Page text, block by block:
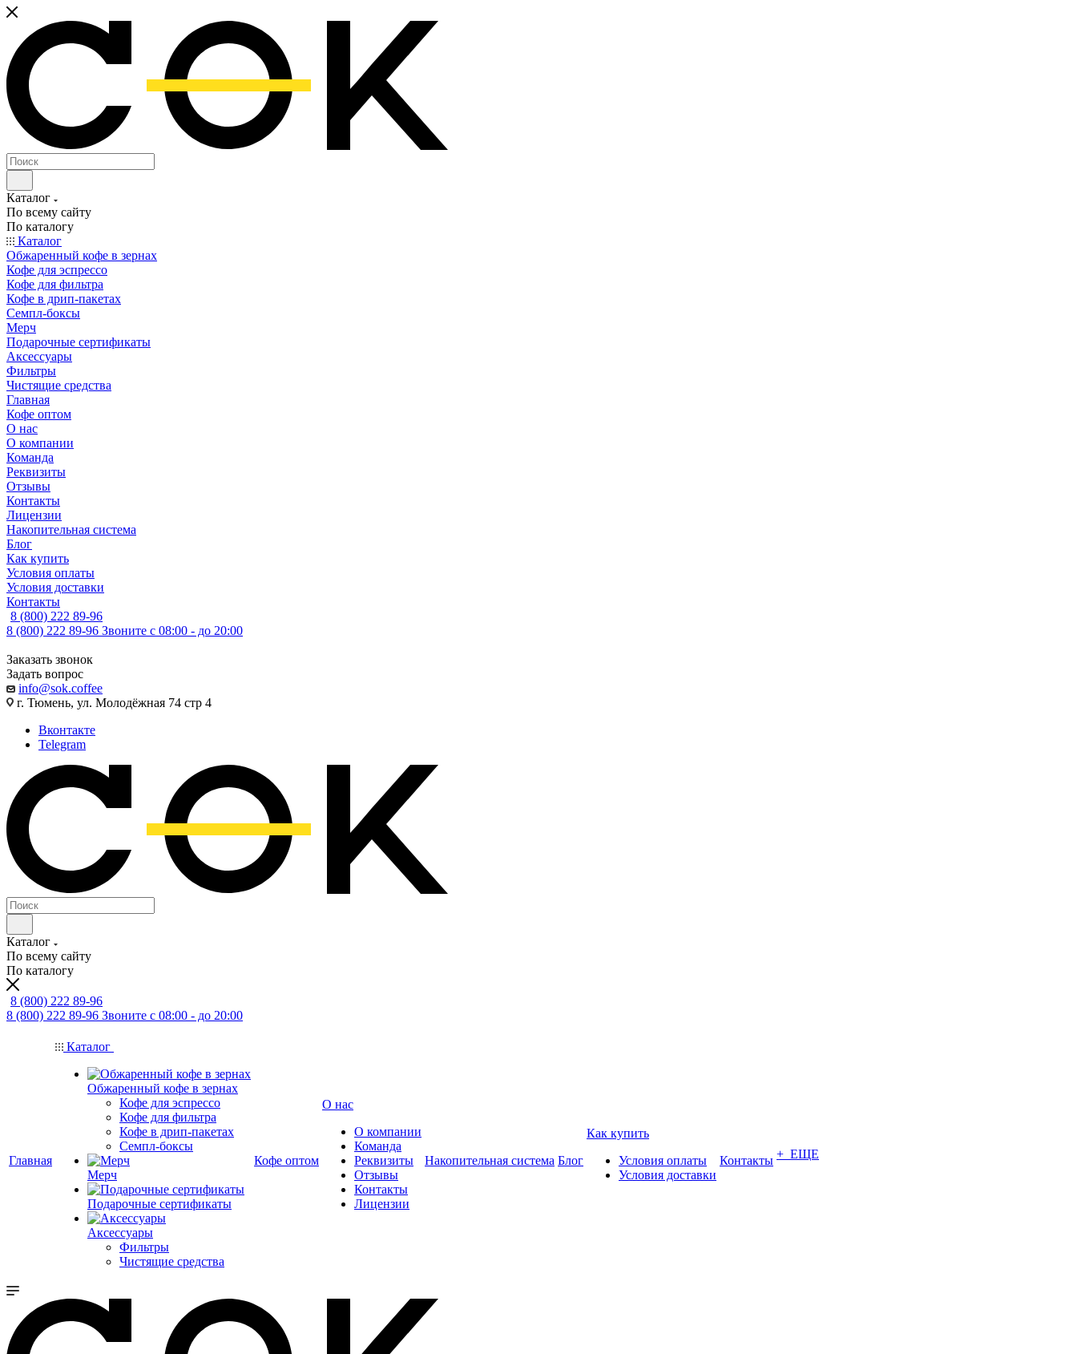
Каталог
По всему сайту
По каталогу
Каталог
Обжаренный кофе в зернах
Кофе для эспрессо
Кофе для фильтра
Кофе в дрип-пакетах
Семпл-боксы
Мерч
Подарочные сертификаты
Аксессуары
Фильтры
Чистящие средства
Главная
Кофе оптом
О нас
О компании
Команда
Реквизиты
Отзывы
Контакты
Лицензии
Накопительная система
Блог
Как купить
Условия оплаты
Условия доставки
Контакты
8 (800) 222 89-96
8 (800) 222 89-96 Звоните с 08:00 - до 20:00
Заказать звонок
Задать вопрос
info@sok.coffee
г. Тюмень, ул. Молодёжная 74 стр 4
Вконтакте
Telegram
Каталог
По всему сайту
По каталогу
8 (800) 222 89-96
8 (800) 222 89-96 Звоните с 08:00 - до 20:00
Главная
Каталог
Обжаренный кофе в зернах
Кофе для эспрессо
Кофе для фильтра
Кофе в дрип-пакетах
Семпл-боксы
Мерч
Подарочные сертификаты
Аксессуары
Фильтры
Чистящие средства
Кофе оптом
О нас
О компании
Команда
Реквизиты
Отзывы
Контакты
Лицензии
Накопительная система Блог
Как купить
Условия оплаты
Условия доставки
Контакты + ЕЩЕ